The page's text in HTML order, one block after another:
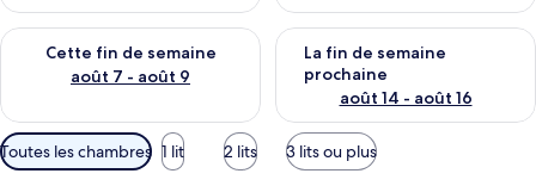
Cette fin de semaine
août 7 - août 9
Vérifier la disponibilité pour cette fin de semaine août 7 -
La fin de semaine
prochaine
août 14 - août 16
Vérifier la disponibilité pour
Filtres
disponibles
Toutes les chambres 1 lit 2 lits 3 lits ou plus